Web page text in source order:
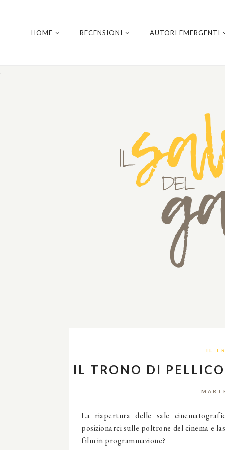
.
HOME RECENSIONI AUTORI EMERGENTI
IL
IL TRONO DI
La riapertura delle sale
posizionarci sulle poltrone del cinema e
film in programmazione?